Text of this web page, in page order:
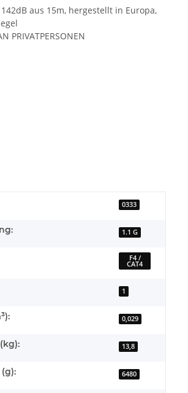
aus 15m, hergestellt in Europa,
PRIVATPERSONEN
0333
1.1 G
F4 /
CAT4
1
0,029
13,8
6480